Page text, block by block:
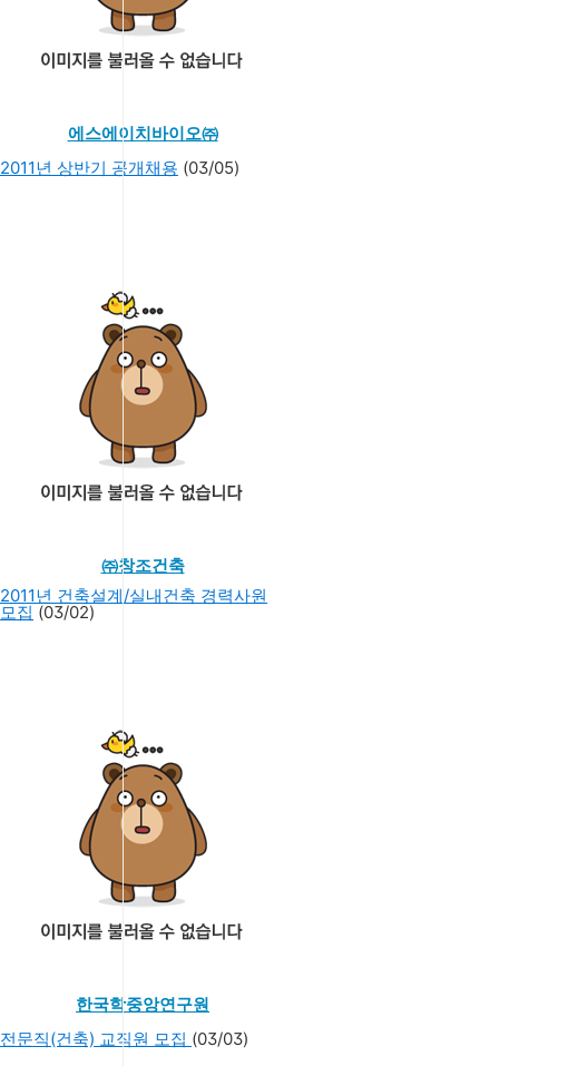
에스에이치바이오㈜
2011년 상반기 공개채용 (03/05)
㈜창조건축
2011년 건축설계/실내건축 경력사원
모집 (03/02)
한국학중앙연구원
전문직(건축) 교직원 모집 (03/03)